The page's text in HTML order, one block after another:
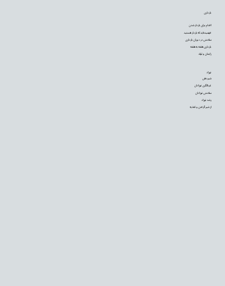
نوزاد
شیردهی
غربالگری نوزادان
سلامتی نوزادان
رشد نوزاد
از شیر گرفتن و تغذیه
بارداری
اقدام برای باردار شدن
فهمیده‌اید که باردار هستید
سلامتی در دوران بارداری
بارداری هفته به هفته
زایمان و تولد